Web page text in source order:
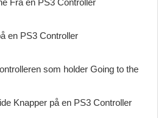
Fra en PS3 Controller
en PS3 Controller
som holder Going to the
Knapper på en PS3 Controller